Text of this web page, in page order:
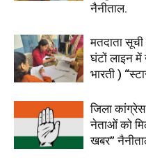
नैनीताल.
मतदाता सूची
घंटों लाइन में
भारती )
जिला
नेताओं को
खबर”